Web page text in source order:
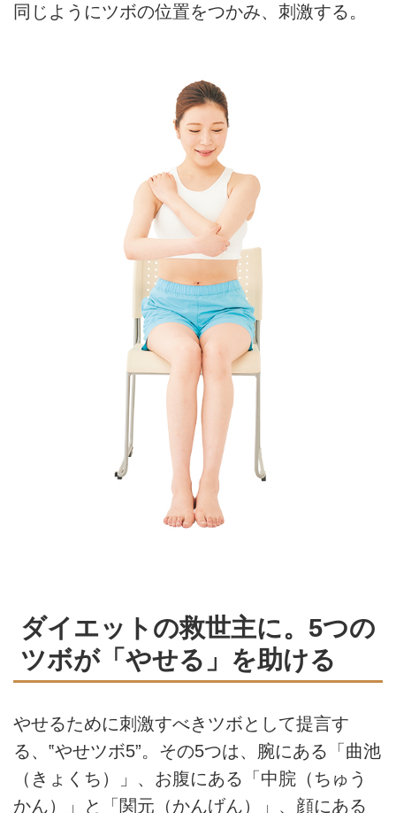
同じようにツボの位置をつかみ、刺激する。
ダイエットの救世主に。5つの
ツボが「やせる」を助ける
やせるために刺激すべきツボとして提言す
る、‟やせツボ5”。その5つは、腕にある「曲池
（きょくち）」、お腹にある「中脘（ちゅう
かん）」と「関元（かんげん）」、顔にある